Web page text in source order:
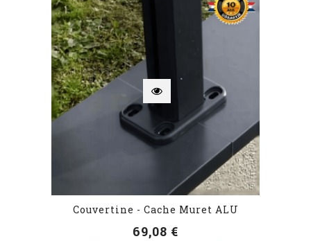
Couvertine - Cache Muret ALU
69,08 €